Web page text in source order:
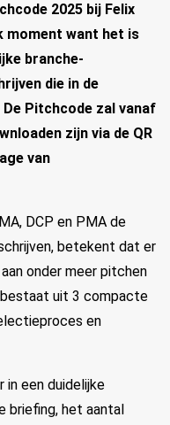
2025 bij Felix
moment want het is
branche-
die in de
Pitchcode zal vanaf
zijn via de QR
van
DCP en PMA de
betekent dat er
onder meer pitchen
uit 3 compacte
en
een duidelijke
briefing, het aantal